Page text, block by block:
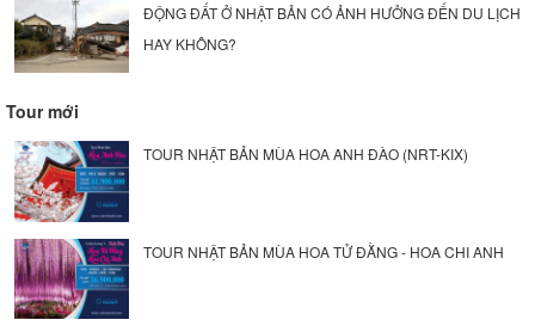
ĐỘNG ĐẤT Ở NHẬT BẢN CÓ ẢNH HƯỞNG ĐẾN DU LỊCH
HAY KHÔNG?
Tour mới
TOUR NHẬT BẢN MÙA HOA ANH ĐÀO (NRT-KIX)
TOUR NHẬT BẢN MÙA HOA TỬ ĐẰNG - HOA CHI ANH